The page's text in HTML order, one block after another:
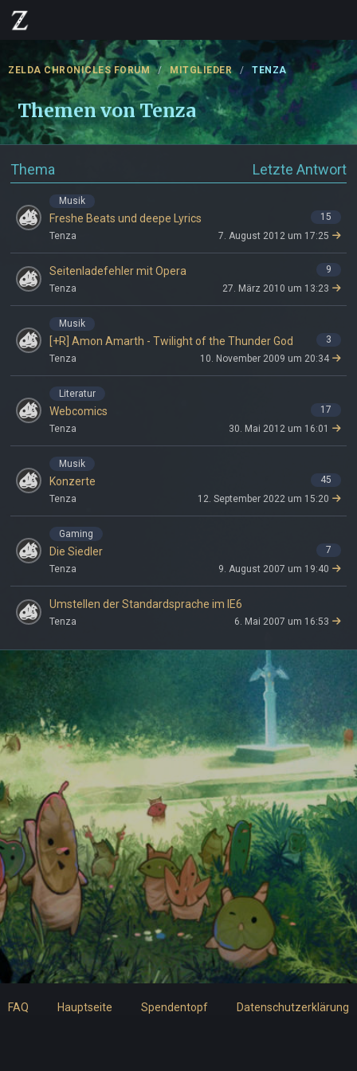
ZELDA CHRONICLES FORUM MITGLIEDER TENZA
Themen von Tenza
Thema Letzte Antwort
Musik
Freshe Beats und deepe Lyrics
15
Tenza
7. August 2012 um 17:25
Seitenladefehler mit Opera
9
Tenza
27. März 2010 um 13:23
Musik
[+R] Amon Amarth - Twilight of the Thunder God
3
Tenza
10. November 2009 um 20:34
Literatur
Webcomics
17
Tenza
30. Mai 2012 um 16:01
Musik
Konzerte
45
Tenza
12. September 2022 um 15:20
Gaming
Die Siedler
7
Tenza
9. August 2007 um 19:40
Umstellen der Standardsprache im IE6
Tenza 6. Mai 2007 um 16:53
FAQ Hauptseite Spendentopf
Datenschutzerklärung